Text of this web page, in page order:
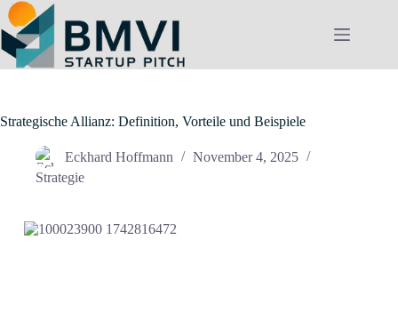
Zum
Inhalt
springen
Strategische Allianz: Definition, Vorteile und Beispiele
Eckhard Hoffmann
November 4, 2025
Strategie